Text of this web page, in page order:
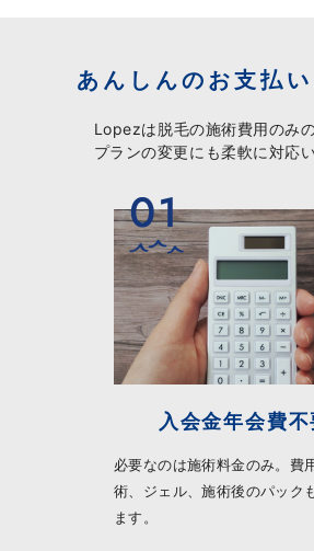
あんしんのお支払
Lopezは脱毛の施術費用のみの
プランの変更にも柔軟に対応
入会金年会費不
必要なのは施術料金のみ。費
術、ジェル、施術後のパック
ます。